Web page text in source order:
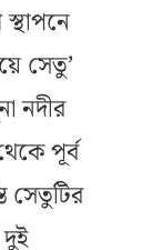
সেতু’
নদীর
পূর্ব
সেতুটির